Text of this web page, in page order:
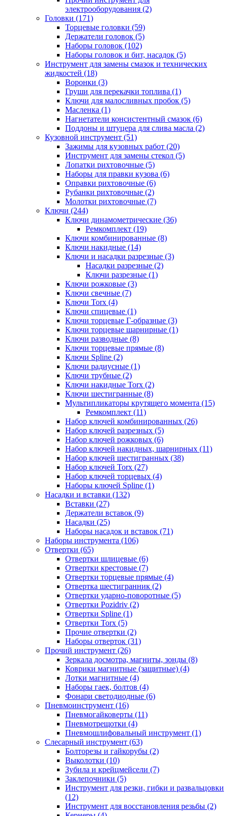
электрооборудования (2)
Головки (171)
Торцевые головки (59)
Держатели головок (5)
Наборы головок (102)
Наборы головок и бит, насадок (5)
Инструмент для замены смазок и технических
жидкостей (18)
Воронки (3)
Груши для перекачки топлива (1)
Ключи для малосливных пробок (5)
Масленка (1)
Нагнетатели консистентный смазок (6)
Поддоны и штуцера для слива масла (2)
Кузовной инструмент (51)
Зажимы для кузовных работ (20)
Инструмент для замены стекол (5)
Лопатки рихтовочные (5)
Наборы для правки кузова (6)
Оправки рихтовочные (6)
Рубанки рихтовочные (2)
Молотки рихтовочные (7)
Ключи (244)
Ключи динамометрические (36)
Ремкомплект (19)
Ключи комбинированные (8)
Ключи накидные (14)
Ключи и насадки разрезные (3)
Насадки разрезные (2)
Ключи разрезные (1)
Ключи рожковые (3)
Ключи свечные (7)
Ключи Torx (4)
Ключи спицевые (1)
Ключи торцевые Г-образные (3)
Ключи торцевые шарнирные (1)
Ключи разводные (8)
Ключи торцевые прямые (8)
Ключи Spline (2)
Ключи радиусные (1)
Ключи трубные (2)
Ключи накидные Torx (2)
Ключи шестигранные (8)
Мультипликаторы крутящего момента (15)
Ремкомплект (11)
Набор ключей комбинированных (26)
Набор ключей разрезных (5)
Набор ключей рожковых (6)
Набор ключей накидных, шарнирных (11)
Набор ключей шестигранных (38)
Набор ключей Torx (27)
Набор ключей торцевых (4)
Наборы ключей Spline (1)
Насадки и вставки (132)
Вставки (27)
Держатели вставок (9)
Насадки (25)
Наборы насадок и вставок (71)
Наборы инструмента (106)
Отвертки (65)
Отвертки шлицевые (6)
Отвертки крестовые (7)
Отвертки торцевые прямые (4)
Отвертка шестигранник (2)
Отвертки ударно-поворотные (5)
Отвертки Pozidriv (2)
Отвертки Spline (1)
Отвертки Torx (5)
Прочие отвертки (2)
Наборы отверток (31)
Прочий инструмент (26)
Зеркала досмотра, магниты, зонды (8)
Коврики магнитные (защитные) (4)
Лотки магнитные (4)
Наборы гаек, болтов (4)
Фонари светодиодные (6)
Пневмоинструмент (16)
Пневмогайковерты (11)
Пневмотрещотки (4)
Пневмошлифовальный инструмент (1)
Слесарный инструмент (63)
Болторезы и гайкорубы (2)
Выколотки (10)
Зубила и крейцмейсели (7)
Заклепочники (5)
Инструмент для резки, гибки и развальцовки
(12)
Инструмент для восстановления резьбы (2)